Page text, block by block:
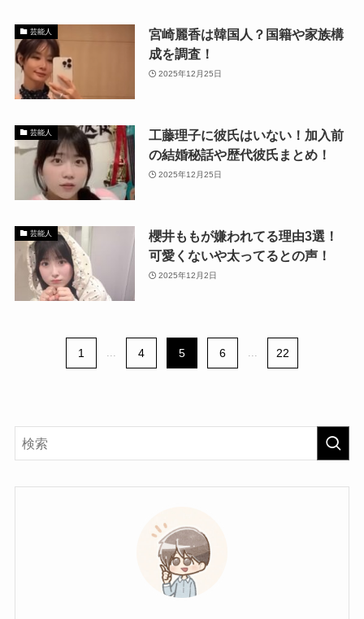
芸能人
宮崎麗香は韓国人？国籍や家族構
成を調査！
2025年12月25日
芸能人
工藤理子に彼氏はいない！加入前
の結婚秘話や歴代彼氏まとめ！
2025年12月25日
芸能人
櫻井ももが嫌われてる理由3選！
可愛くないや太ってるとの声！
2025年12月2日
1 ... 4 5 6 ... 22